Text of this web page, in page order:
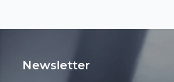
Newsletter